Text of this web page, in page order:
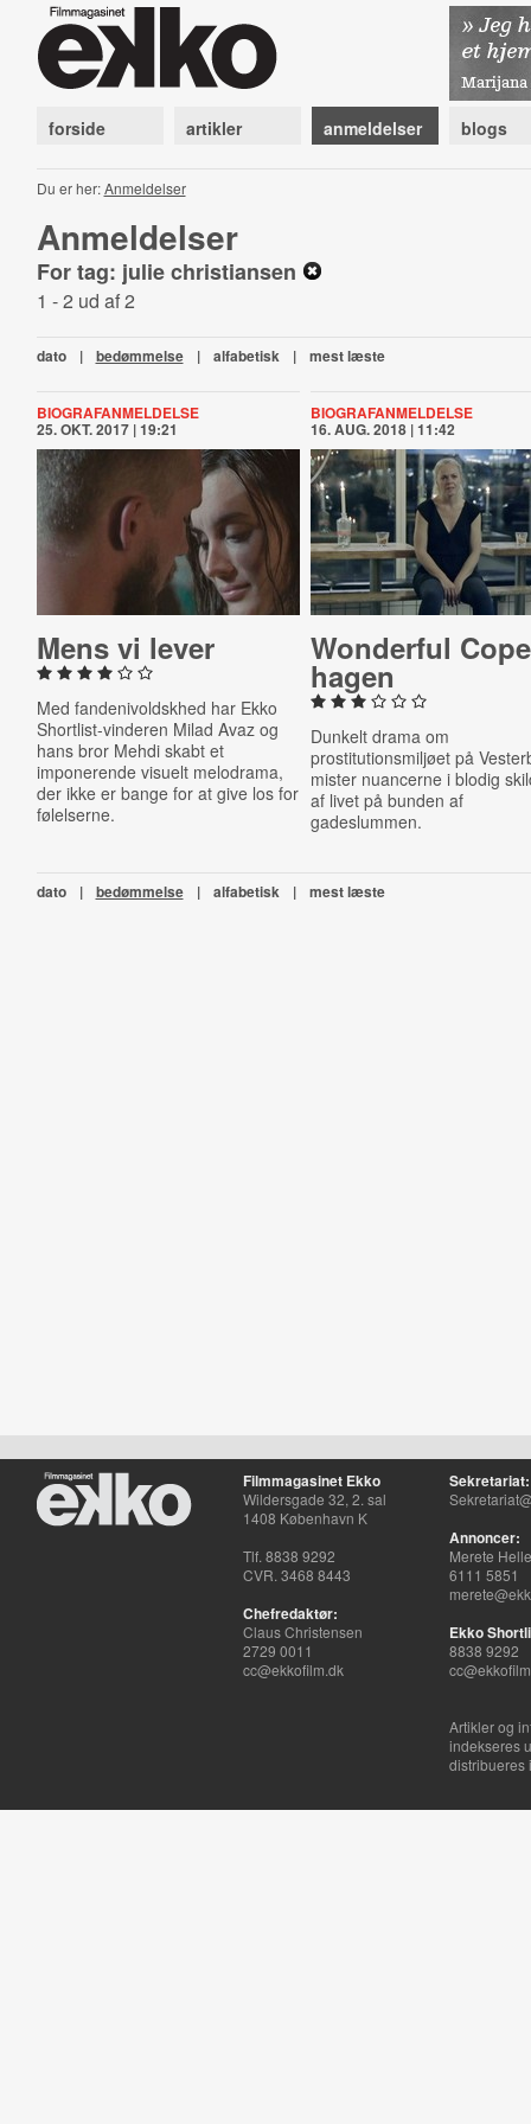
forside artikler anmeldelser blogs
Du er her:Anmeldelser
Anmeldelser
For tag: julie christiansen
1 - 2 ud af 2
dato | bedømmelse | alfabetisk | mest læste
BIOGRAFANMELDELSE
25. OKT. 2017 | 19:21
Mens vi lever
Med fandenivoldskhed har Ekko
Shortlist-vinderen Milad Avaz og
hans bror Mehdi skabt et
imponerende visuelt melodrama,
der ikke er bange for at give los for
følelserne.
BIOGRAFANMELDELSE
16. AUG. 2018 | 11:42
Wonderful
ha­gen
Dunkelt drama om
prostitutionsmiljøet på
mister nuancerne i blodig
af livet på bunden af
gadeslummen.
dato | bedømmelse | alfabetisk | mest læste
Filmmagasinet Ekko
Wildersgade 32, 2. sal
1408 København K
Tlf. 8838 9292
CVR. 3468 8443
Chefredaktør:
Claus Christensen
2729 0011
cc@ekkofilm.dk
Sekretariat:
Annoncer:
Merete
6111 5851
Ekko
8838 9292
Artikler og
indekseres
distribueres